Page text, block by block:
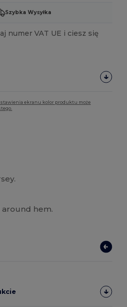
Szybka Wysyłka
numer VAT UE i ciesz się
ekranu kolor produktu może
hem.